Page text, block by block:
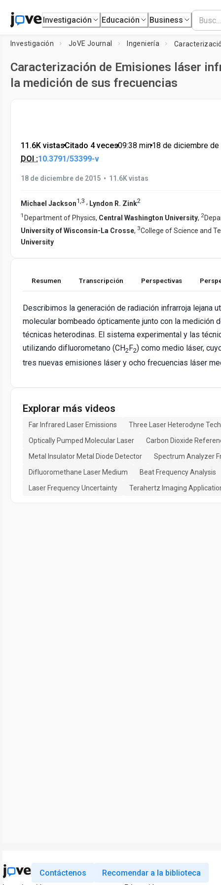
Investigación Educación Business
Investigación JoVE Journal Ingeniería
Caracterización de Emisiones láser
la medición de sus frecuencias
11.6K vistas•Citado 4 veces•09:38 min•18 de diciembre de
DOI :10.3791/53399-v
18 de diciembre de 2015 • 11.6K vistas
Michael Jackson1,3 , Lyndon R. Zink2
1 Department of Physics, Central Washington University, 2
University of Wisconsin-La Crosse, 3College of Science and
University
Resumen Transcripción Perspectivas
Describimos la generación de radiación infrarroja lejana
molecular bombeado ópticamente junto con la medición
técnicas heterodinas. El sistema experimental y las
utilizando difluorometano (CH2F2) como medio láser,
tres nuevas emisiones láser y ocho frecuencias láser
Explorar más videos
Far Infrared Laser Emissions
Three Laser Heterodyne
Optically Pumped Molecular Laser
Carbon Dioxide
Metal Insulator Metal Diode Detector
Spectrum Analyzer
Difluoromethane Laser Medium
Beat Frequency Analysis
Laser Frequency Uncertainty
Terahertz Imaging
Contáctenos Recomendar a la biblioteca